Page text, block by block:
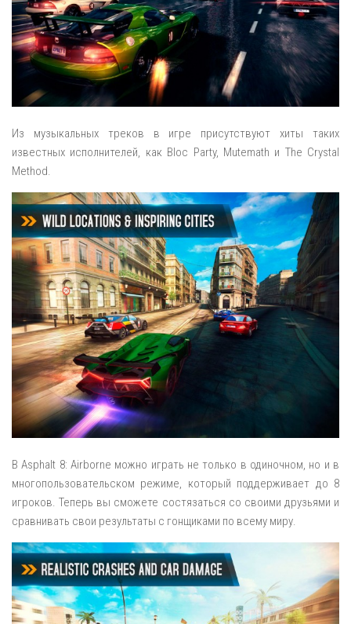
Из музыкальных треков в игре присутствуют хиты таких
известных исполнителей, как Bloc Party, Mutemath и The Crystal
Method.
В Asphalt 8: Airborne можно играть не только в одиночном, но и в
многопользовательском режиме, который поддерживает до 8
игроков. Теперь вы сможете состязаться со своими друзьями и
сравнивать свои результаты с гонщиками по всему миру.